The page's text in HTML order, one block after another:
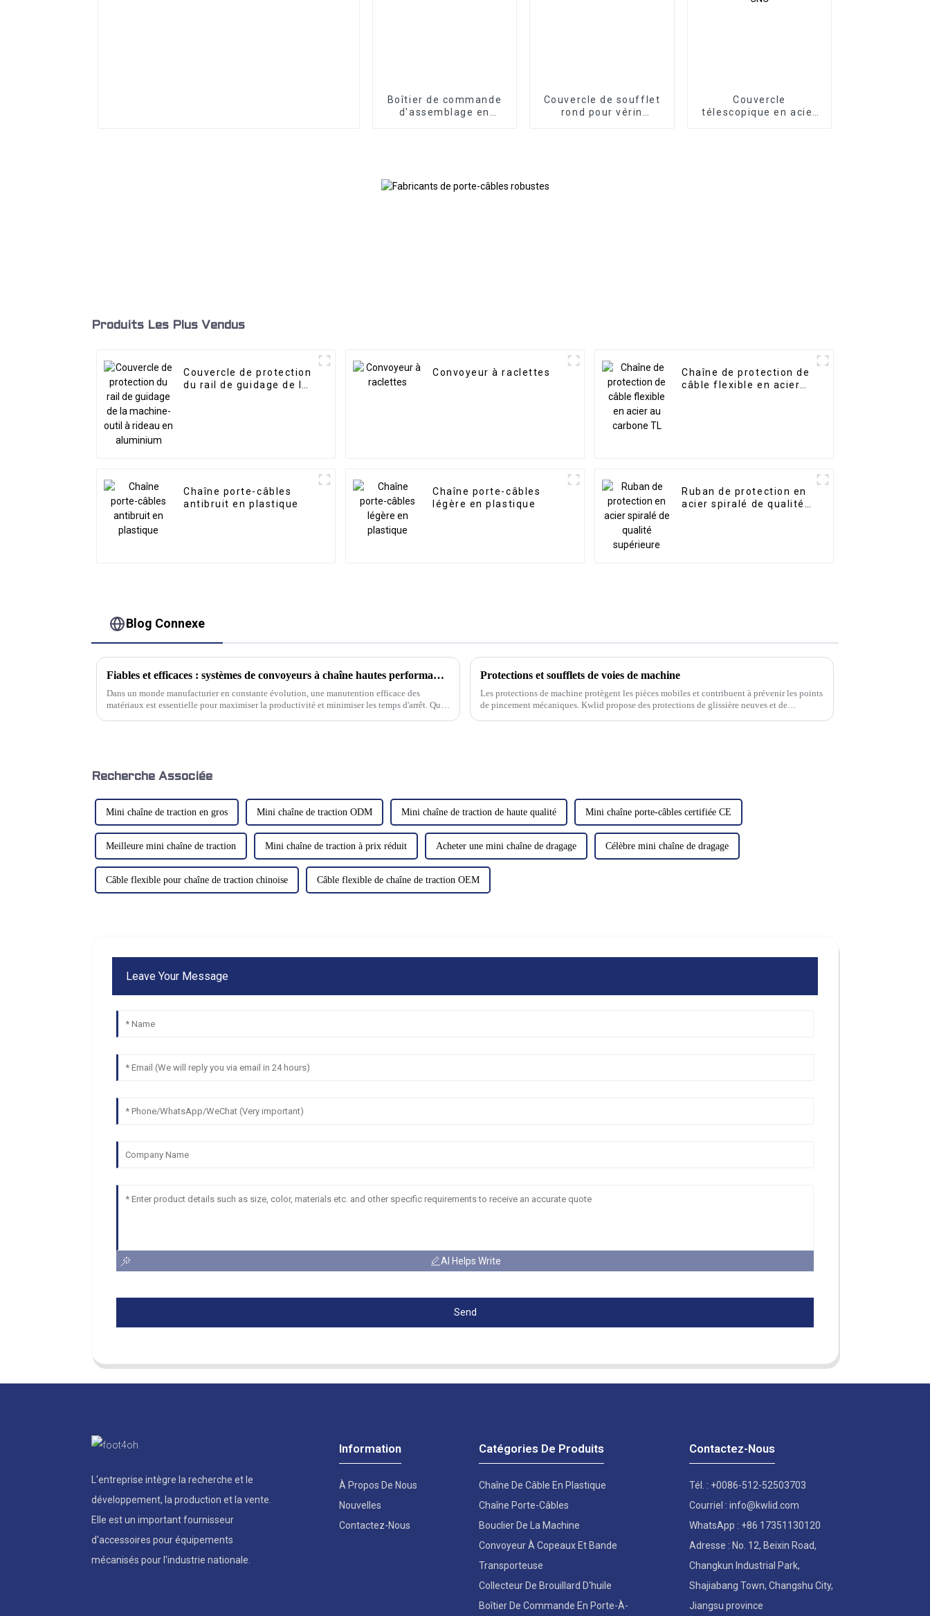
Boîtier de commande
d'assemblage en
Couvercle de soufflet
rond pour vérin
Couvercle
télescopique en acier
Produits Les Plus Vendus
Couvercle de protection
du rail de guidage de la
Convoyeur à raclettes
Chaîne de protection de
câble flexible en acier
Chaîne porte-câbles
antibruit en plastique
Chaîne porte-câbles
légère en plastique
Ruban de protection en
acier spiralé de qualité
Blog Connexe
Fiables et efficaces : systèmes de convoyeurs à chaîne hautes performances pour une manutention optimisée des matériaux
Dans un monde manufacturier en constante évolution, une manutention efficace des
matériaux est essentielle pour maximiser la productivité et minimiser les temps d'arrêt. Que
Protections et soufflets de voies de machine
Les protections de machine protègent les pièces mobiles et contribuent à prévenir les points
de pincement mécaniques. Kwlid propose des protections de glissière neuves et de
Recherche Associée
Mini chaîne de traction en gros Mini chaîne de traction ODM Mini chaîne de traction de haute qualité Mini chaîne porte-câbles certifiée CE
Meilleure mini chaîne de traction Mini chaîne de traction à prix réduit Acheter une mini chaîne de dragage Célèbre mini chaîne de dragage
Câble flexible pour chaîne de traction chinoise Câble flexible de chaîne de traction OEM
Leave Your Message
AI Helps Write
Send
L'entreprise intègre la recherche et le
développement, la production et la vente.
Elle est un important fournisseur
d'accessoires pour équipements
mécanisés pour l'industrie nationale.
Information
À Propos De Nous
Nouvelles
Contactez-Nous
Catégories De Produits
Chaîne De Câble En Plastique
Chaîne Porte-Câbles
Bouclier De La Machine
Convoyeur À Copeaux Et Bande
Transporteuse
Collecteur De Brouillard D'huile
Boîtier De Commande En Porte-À-
Contactez-Nous
Tél. : +0086-512-52503703
Courriel : info@kwlid.com
WhatsApp : +86 17351130120
Adresse : No. 12, Beixin Road,
Changkun Industrial Park,
Shajiabang Town, Changshu City,
Jiangsu province